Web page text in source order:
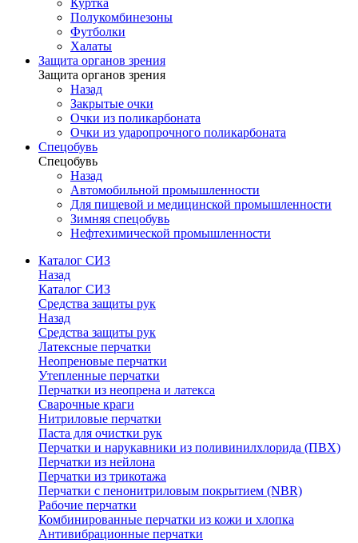
Куртка
Полукомбинезоны
Футболки
Халаты
Защита органов зрения
Защита органов зрения
Назад
Закрытые очки
Очки из поликарбоната
Очки из ударопрочного поликарбоната
Спецобувь
Спецобувь
Назад
Автомобильной промышленности
Для пищевой и медицинской промышленности
Зимняя спецобувь
Нефтехимической промышленности
Каталог СИЗ
Назад
Каталог СИЗ
Средства защиты рук
Назад
Средства защиты рук
Латексные перчатки
Неопреновые перчатки
Утепленные перчатки
Перчатки из неопрена и латекса
Сварочные краги
Нитриловые перчатки
Паста для очистки рук
Перчатки и нарукавники из поливинилхлорида (ПВХ)
Перчатки из нейлона
Перчатки из трикотажа
Перчатки с пенонитриловым покрытием (NBR)
Рабочие перчатки
Комбинированные перчатки из кожи и хлопка
Антивибрационные перчатки